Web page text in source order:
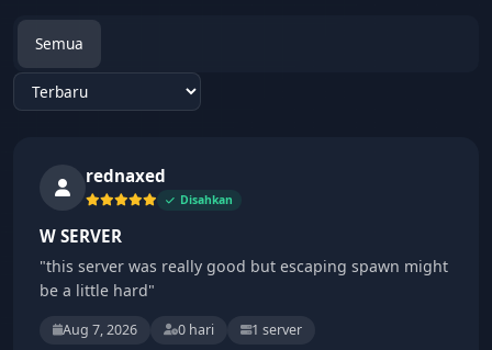
Semua
Sort reviews
rednaxed
Disahkan
W SERVER
"this server was really good but escaping spawn might
be a little hard"
Aug 7, 2026 0 hari 1 server